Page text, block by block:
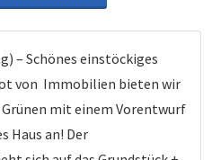
– Schönes einstöckiges
von Immobilien bieten wir
mit einem Vorentwurf
Haus an! Der